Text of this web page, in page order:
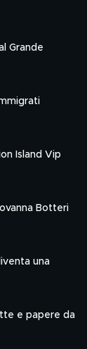
Grande
Island Vip
Botteri
una
e papere da